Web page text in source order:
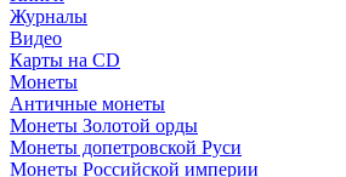
Журналы
Видео
Карты на CD
Монеты
Античные монеты
Монеты Золотой орды
Монеты допетровской Руси
Монеты Российской империи